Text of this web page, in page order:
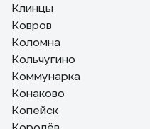
Клинцы
Ковров
Коломна
Кольчугино
Коммунарка
Конаково
Копейск